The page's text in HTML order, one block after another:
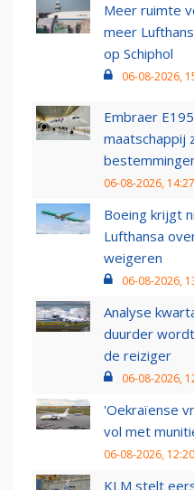
Meer ruimte
meer
op Schiphol
06-08-2026,
Embraer
maatschappij
06-08-2026, 14:27
Boeing krijgt
Lufthansa
weigeren
06-08-2026,
Analyse
duurder
de reiziger
06-08-2026,
'Oekraïense
vol met
06-08-2026, 12:20
KLM stelt